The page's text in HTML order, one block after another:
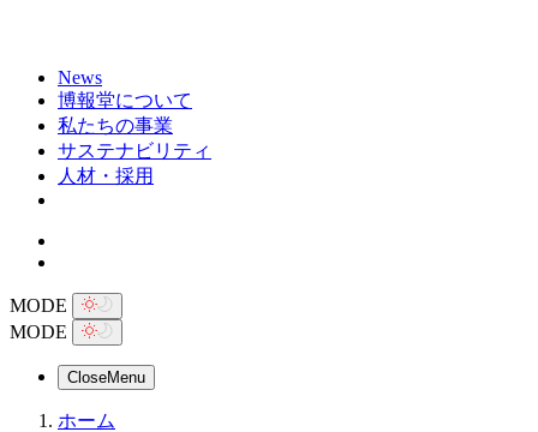
News
博報堂について
私たちの事業
サステナビリティ
人材・採用
MODE
MODE
CloseMenu
ホーム